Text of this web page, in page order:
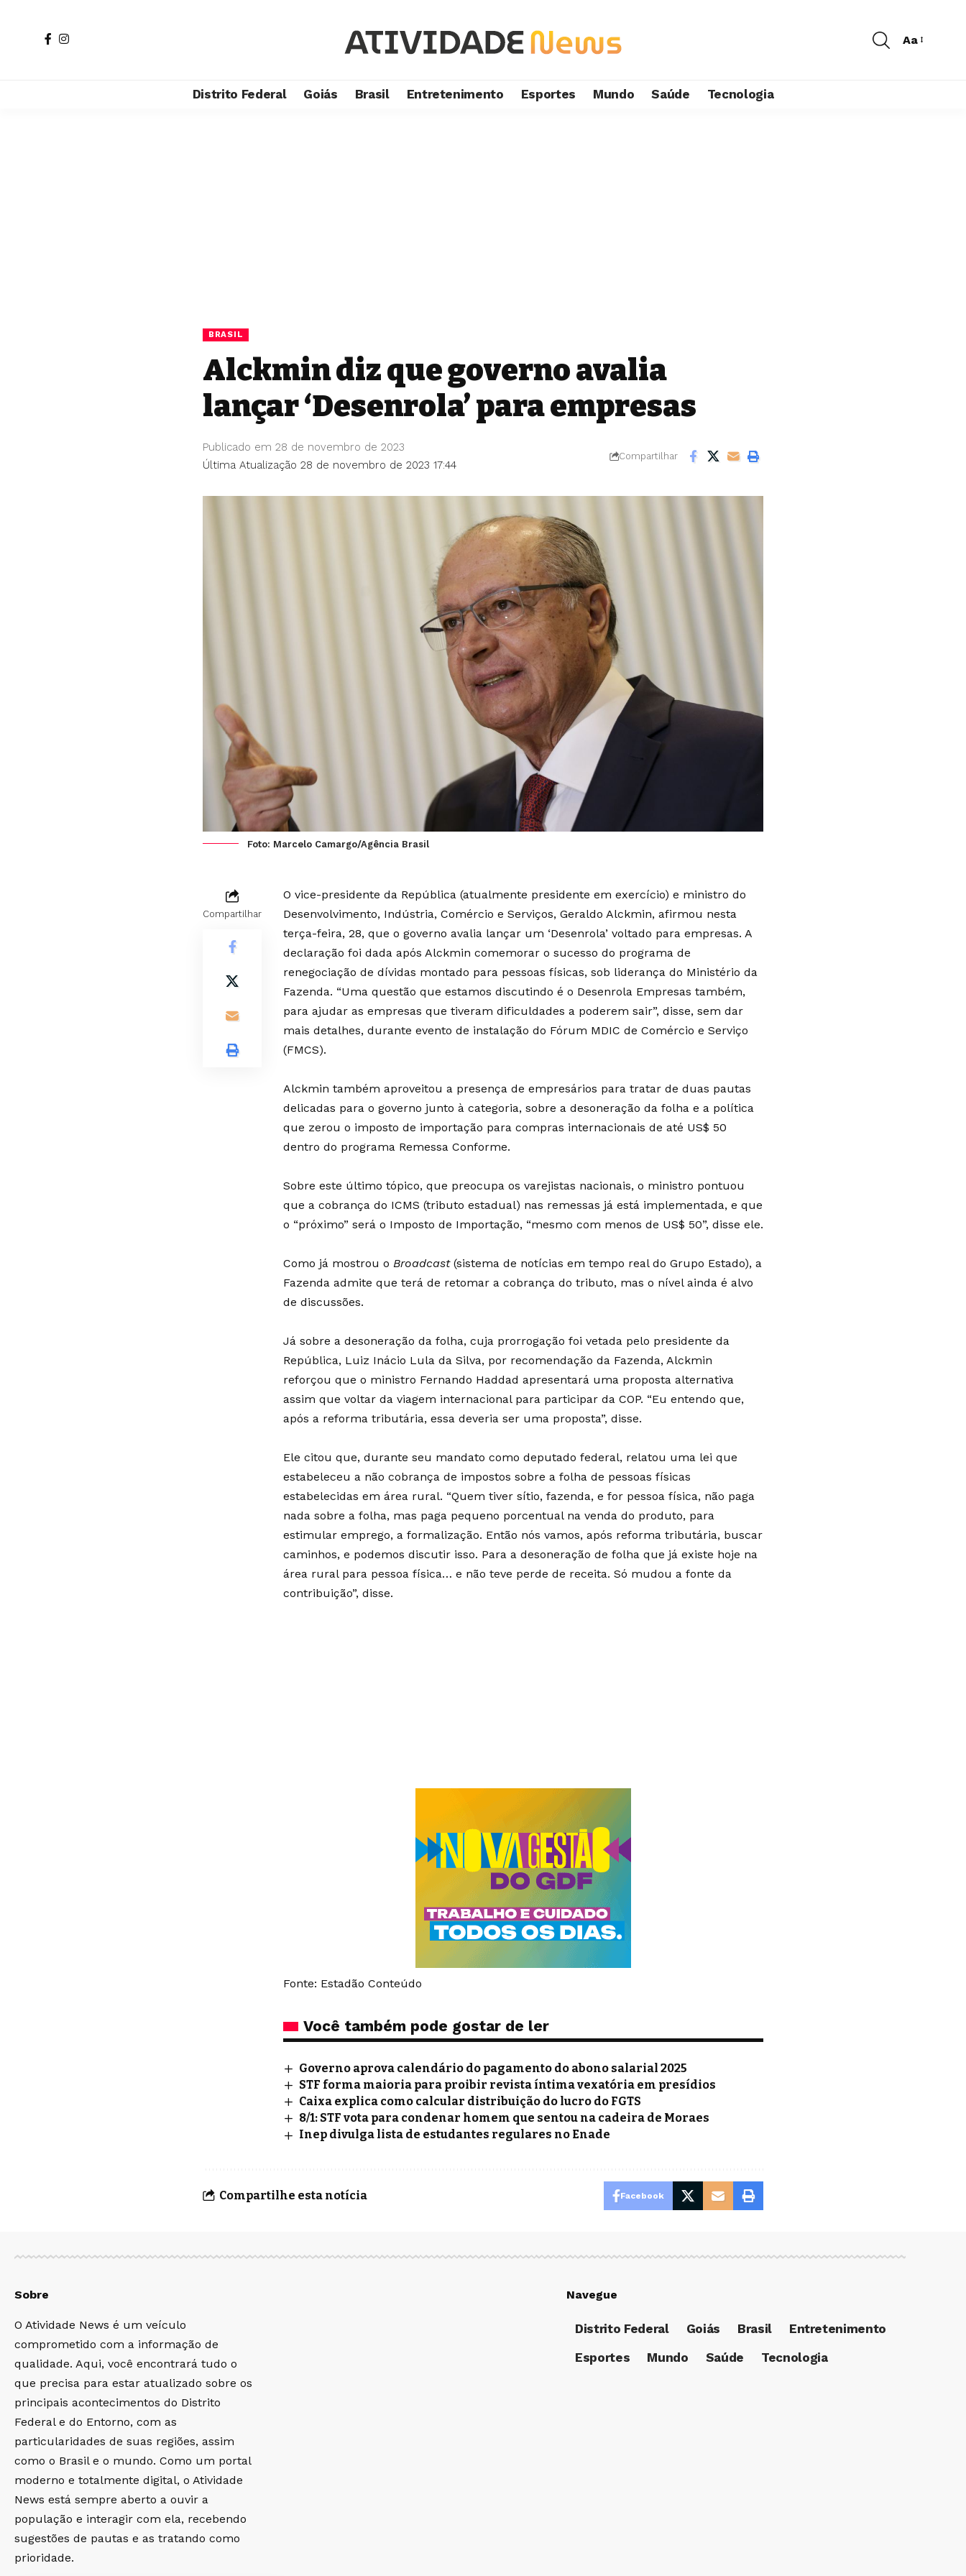
Aa
Distrito Federal Goiás Brasil Entretenimento Esportes Mundo Saúde Tecnologia
BRASIL
Alckmin diz que governo avalia
lançar ‘Desenrola’ para empresas
Última Atualização 28 de novembro de 2023 17:44
Publicado em 28 de novembro de 2023
Compartilhar
Foto: Marcelo Camargo/Agência Brasil
Compartilhar
O vice-presidente da República (atualmente presidente em exercício) e ministro do
Desenvolvimento, Indústria, Comércio e Serviços, Geraldo Alckmin, afirmou nesta
terça-feira, 28, que o governo avalia lançar um ‘Desenrola’ voltado para empresas. A
declaração foi dada após Alckmin comemorar o sucesso do programa de
renegociação de dívidas montado para pessoas físicas, sob liderança do Ministério da
Fazenda. “Uma questão que estamos discutindo é o Desenrola Empresas também,
para ajudar as empresas que tiveram dificuldades a poderem sair”, disse, sem dar
mais detalhes, durante evento de instalação do Fórum MDIC de Comércio e Serviço
(FMCS).
Alckmin também aproveitou a presença de empresários para tratar de duas pautas
delicadas para o governo junto à categoria, sobre a desoneração da folha e a política
que zerou o imposto de importação para compras internacionais de até US$ 50
dentro do programa Remessa Conforme.
Sobre este último tópico, que preocupa os varejistas nacionais, o ministro pontuou
que a cobrança do ICMS (tributo estadual) nas remessas já está implementada, e que
o “próximo” será o Imposto de Importação, “mesmo com menos de US$ 50”, disse ele.
Como já mostrou o Broadcast(sistema de notícias em tempo real do Grupo Estado), a
Fazenda admite que terá de retomar a cobrança do tributo, mas o nível ainda é alvo
de discussões.
Já sobre a desoneração da folha, cuja prorrogação foi vetada pelo presidente da
República, Luiz Inácio Lula da Silva, por recomendação da Fazenda, Alckmin
reforçou que o ministro Fernando Haddad apresentará uma proposta alternativa
assim que voltar da viagem internacional para participar da COP. “Eu entendo que,
após a reforma tributária, essa deveria ser uma proposta”, disse.
Ele citou que, durante seu mandato como deputado federal, relatou uma lei que
estabeleceu a não cobrança de impostos sobre a folha de pessoas físicas
estabelecidas em área rural. “Quem tiver sítio, fazenda, e for pessoa física, não paga
nada sobre a folha, mas paga pequeno porcentual na venda do produto, para
estimular emprego, a formalização. Então nós vamos, após reforma tributária, buscar
caminhos, e podemos discutir isso. Para a desoneração de folha que já existe hoje na
área rural para pessoa física… e não teve perde de receita. Só mudou a fonte da
contribuição”, disse.
Fonte: Estadão Conteúdo
Você também pode gostar de ler
Governo aprova calendário do pagamento do abono salarial 2025
STF forma maioria para proibir revista íntima vexatória em presídios
Caixa explica como calcular distribuição do lucro do FGTS
8/1: STF vota para condenar homem que sentou na cadeira de Moraes
Inep divulga lista de estudantes regulares no Enade
Compartilhe esta notícia Facebook
Sobre
O Atividade News é um veículo
comprometido com a informação de
qualidade. Aqui, você encontrará tudo o
que precisa para estar atualizado sobre os
principais acontecimentos do Distrito
Federal e do Entorno, com as
particularidades de suas regiões, assim
como o Brasil e o mundo. Como um portal
moderno e totalmente digital, o Atividade
News está sempre aberto a ouvir a
população e interagir com ela, recebendo
sugestões de pautas e as tratando como
prioridade.
Navegue
Distrito Federal Goiás Brasil
Entretenimento
Esportes
Mundo Saúde Tecnologia